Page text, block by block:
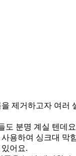
제거하고자 여러
도 분명 계실 텐데
용하여 싱크대 막
어요.